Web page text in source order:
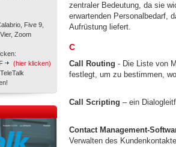
Five 9,
Zoom
(hier klicken)
zentraler Bedeutung, da sie
erwartenden Personalbedarf,
Aufrüstung liefert.
C
Call Routing - Die Liste von
festlegt, um zu bestimmen,
Call Scripting – ein
Contact Management-
Verwalten des